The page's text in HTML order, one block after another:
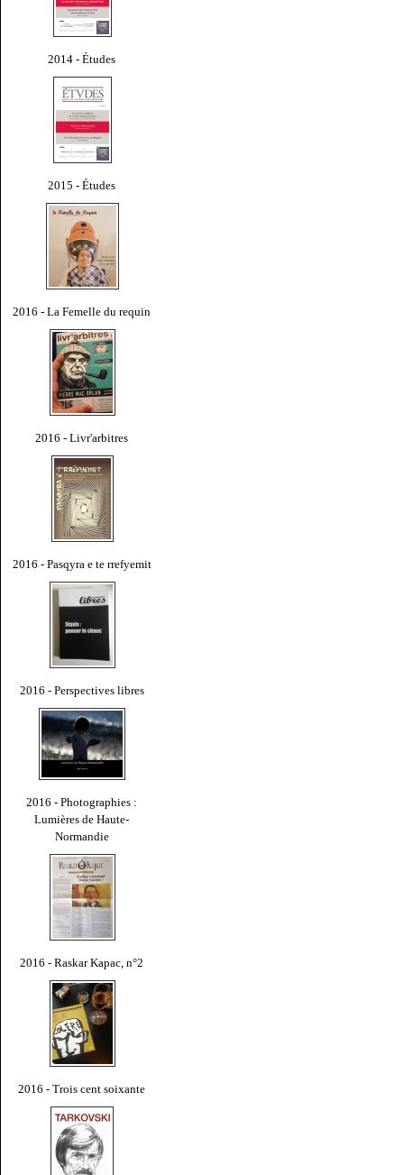
2014 - Études
2015 - Études
2016 - La Femelle du requin
2016 - Livr'arbitres
2016 - Pasqyra e te rrefyemit
2016 - Perspectives libres
2016 - Photographies :
Lumières de Haute-
Normandie
2016 - Raskar Kapac, n°2
2016 - Trois cent soixante